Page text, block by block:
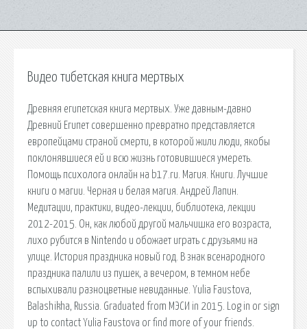
Видео тибетская книга мертвых
Древняя египетская книга мертвых. Уже давным-давно
Древний Египет совершенно превратно представляется
европейцами страной смерти, в которой жили люди, якобы
поклонявшиеся ей и всю жизнь готовившиеся умереть.
Помощь психолога онлайн на b17.ru. Магия. Книги. Лучшие
книги о магии. Черная и белая магия. Андрей Лапин.
Медитации, практики, видео-лекции, библиотека, лекции
2012-2015. Он, как любой другой мальчишка его возраста,
лихо рубится в Nintendo и обожает играть с друзьями на
улице. История праздника новый год. В знак всенародного
праздника палили из пушек, а вечером, в темном небе
вспыхивали разноцветные невиданные. Yulia Faustova,
Balashikha, Russia. Graduated from МЭСИ in 2015. Log in or sign
up to contact Yulia Faustova or find more of your friends.